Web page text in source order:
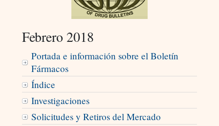
Febrero 2018
Portada e información sobre el Boletín
Fármacos
Índice
Investigaciones
Solicitudes y Retiros del Mercado